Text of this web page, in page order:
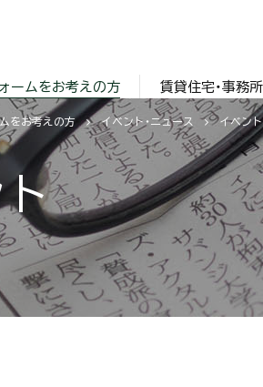
ームをお考えの方 賃貸住宅・事務
をお考えの方 イベント・ニュース イベント